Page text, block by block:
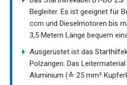
Begleiter. Es ist geeignet für
ccm und Dieselmotoren bis
3,5 Metern Länge bequem
Ausgerüstet ist das
Polzangen. Das
Aluminium (≙ 25 mm²